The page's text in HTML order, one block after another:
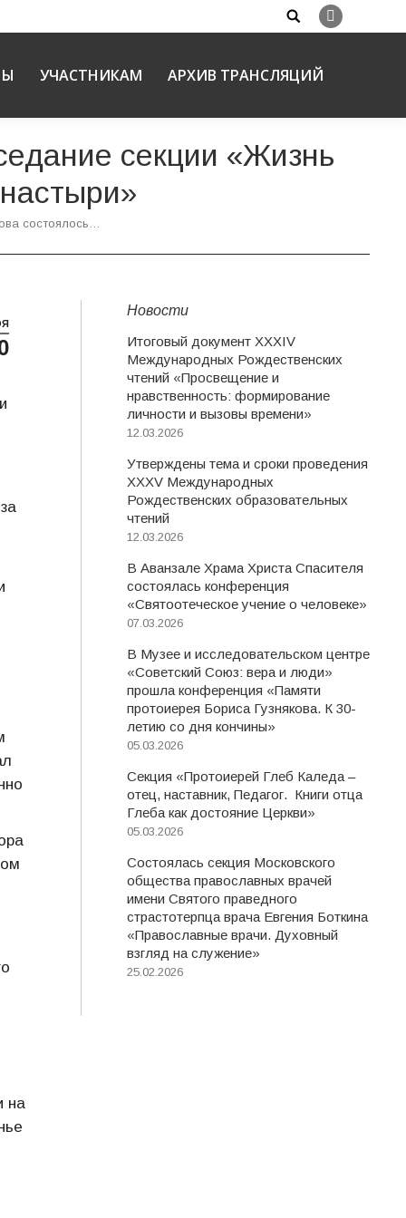
Search:
Вконтакте
УЧАСТНИКАМ АРХИВ ТРАНСЛЯЦИЙ
секции «Жизнь
состоялось…
на
Новости
Итоговый документ XXХIV
Международных Рождественских
чтений «Просвещение и
нравственность: формирование
личности и вызовы времени»
12.03.2026
Утверждены тема и сроки проведения
XXXV Международных
Рождественских образовательных
чтений
12.03.2026
В Аванзале Храма Христа Спасителя
состоялась конференция
«Святоотеческое учение о человеке»
07.03.2026
В Музее и исследовательском центре
«Советский Союз: вера и люди»
прошла конференция «Памяти
протоиерея Бориса Гузнякова. К 30-
летию со дня кончины»
05.03.2026
Секция «Протоиерей Глеб Каледа –
отец, наставник, Педагог. Книги отца
Глеба как достояние Церкви»
05.03.2026
Состоялась секция Московского
общества православных врачей
имени Святого праведного
страстотерпца врача Евгения Боткина
«Православные врачи. Духовный
взгляд на служение»
25.02.2026